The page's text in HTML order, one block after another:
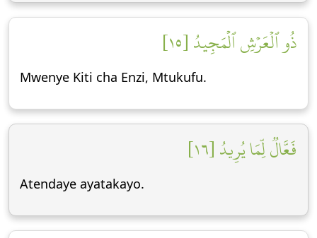
ذُو ٱلۡعَرۡشِ ٱلۡمَجِيدُ [١٥]
Mwenye Kiti cha Enzi, Mtukufu.
فَعَّالٞ لِّمَا يُرِيدُ [١٦]
Atendaye ayatakayo.